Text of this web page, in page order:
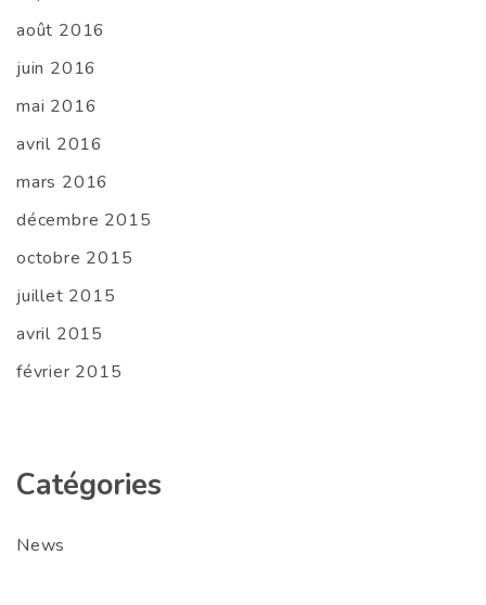
août 2016
juin 2016
mai 2016
avril 2016
mars 2016
décembre 2015
octobre 2015
juillet 2015
avril 2015
février 2015
Catégories
News